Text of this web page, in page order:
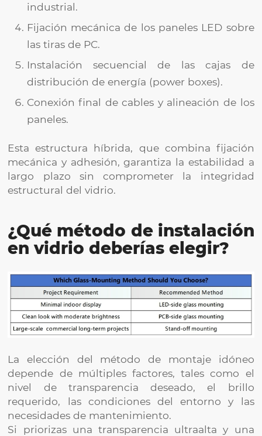
industrial.
Fijación mecánica de los paneles LED sobre
las tiras de PC.
Instalación secuencial de las cajas de
distribución de energía (power boxes).
Conexión final de cables y alineación de los
paneles.
Esta estructura híbrida, que combina fijación
mecánica y adhesión, garantiza la estabilidad a
largo plazo sin comprometer la integridad
estructural del vidrio.
¿Qué método de instalación
en vidrio deberías elegir?
La elección del método de montaje idóneo
depende de múltiples factores, tales como el
nivel de transparencia deseado, el brillo
requerido, las condiciones del entorno y las
necesidades de mantenimiento.
Si priorizas una transparencia ultraalta y una